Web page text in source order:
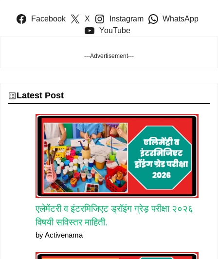
Facebook X Instagram
WhatsApp
YouTube
---Advertisement---
Latest Post
एलेमेंटरी व इंटरमिजिएट ड्रॉइंग ग्रेड़ परीक्षा २०२६
विषयी सविस्तर माहिती.
by Activenama